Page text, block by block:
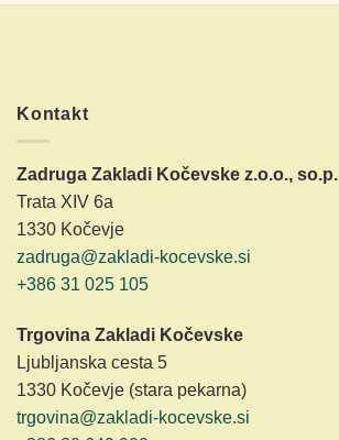
Kontakt
Zadruga Zakladi Kočevske z.o.o., so.p.
Trata XIV 6a
1330 Kočevje
zadruga@zakladi-kocevske.si
+386 31 025 105
Trgovina Zakladi Kočevske
Ljubljanska cesta 5
1330 Kočevje (stara pekarna)
trgovina@zakladi-kocevske.si